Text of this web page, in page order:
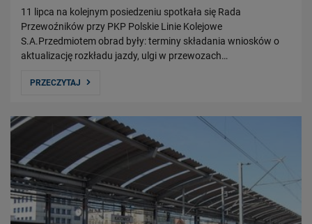
11 lipca na kolejnym posiedzeniu spotkała się Rada
Przewoźników przy PKP Polskie Linie Kolejowe
S.A.Przedmiotem obrad były: terminy składania wniosków o
aktualizację rozkładu jazdy, ulgi w przewozach…
PRZECZYTAJ